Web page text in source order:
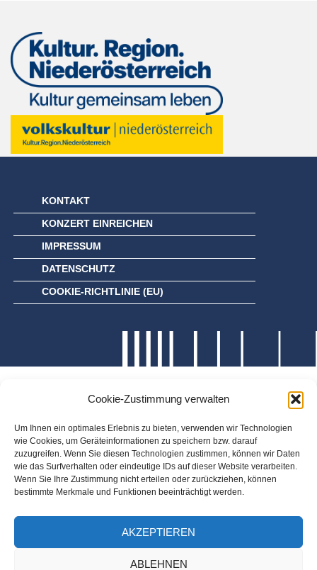
Cookie-Zustimmung verwalten
Um Ihnen ein optimales Erlebnis zu bieten, verwenden wir Technologien
wie Cookies, um Geräteinformationen zu speichern bzw. darauf
zuzugreifen. Wenn Sie diesen Technologien zustimmen, können wir Daten
wie das Surfverhalten oder eindeutige IDs auf dieser Website verarbeiten.
Wenn Sie Ihre Zustimmung nicht erteilen oder zurückziehen, können
bestimmte Merkmale und Funktionen beeinträchtigt werden.
AKZEPTIEREN
ABLEHNEN
KONTAKT
KONZERT EINREICHEN
IMPRESSUM
DATENSCHUTZ
COOKIE-RICHTLINIE (EU)